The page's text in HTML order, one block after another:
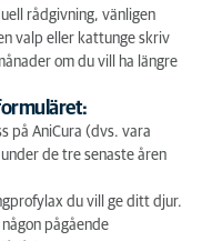
rådgivning, vänligen
valp eller kattunge skriv
om du vill ha längre
på AniCura (dvs. vara
de tre senaste åren
du vill ge ditt djur.
pågående